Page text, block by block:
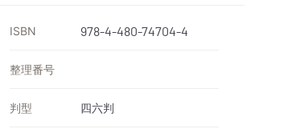
ISBN 978-4-480-74704-4
整理番号
判型 四六判